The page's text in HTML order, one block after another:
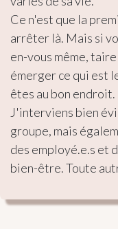
Ce n'est que la
arrêter là. Mais si
en-vous même,
émerger ce qui est
êtes au bon endroit.
J'interviens bien
groupe, mais
des employé.e.s et
bien-être. Toute